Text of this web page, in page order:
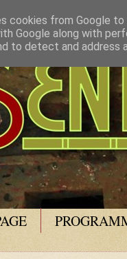
cookies from Google
Google along with
to detect and address